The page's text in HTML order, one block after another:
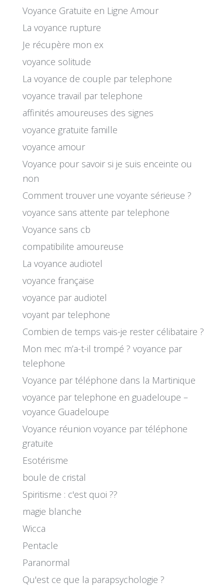
Voyance Gratuite en Ligne Amour
La voyance rupture
Je récupère mon ex
voyance solitude
La voyance de couple par telephone
voyance travail par telephone
affinités amoureuses des signes
voyance gratuite famille
voyance amour
Voyance pour savoir si je suis enceinte ou
non
Comment trouver une voyante sérieuse ?
voyance sans attente par telephone
Voyance sans cb
compatibilite amoureuse
La voyance audiotel
voyance française
voyance par audiotel
voyant par telephone
Combien de temps vais-je rester célibataire ?
Mon mec m’a-t-il trompé ? voyance par
telephone
Voyance par téléphone dans la Martinique
voyance par telephone en guadeloupe –
voyance Guadeloupe
Voyance réunion voyance par téléphone
gratuite
Esotérisme
boule de cristal
Spiritisme : c'est quoi ??
magie blanche
Wicca
Pentacle
Paranormal
Qu'est ce que la parapsychologie ?